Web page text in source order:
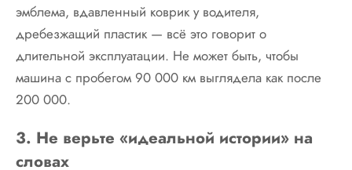
эмблема, вдавленный коврик у водителя,
дребезжащий пластик — всё это говорит о
длительной эксплуатации. Не может быть, чтобы
машина с пробегом 90 000 км выглядела как после
200 000.
3. Не верьте «идеальной истории» на
словах